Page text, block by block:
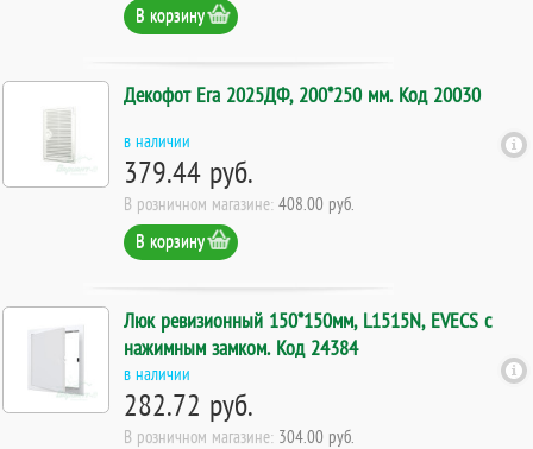
В корзину
Декофот Era 2025ДФ, 200*250 мм. Код 20030
в наличии
379.44 руб.
В розничном магазине: 408.00 руб.
В корзину
Люк ревизионный 150*150мм, L1515N, EVECS с
нажимным замком. Код 24384
в наличии
282.72 руб.
В розничном магазине: 304.00 руб.